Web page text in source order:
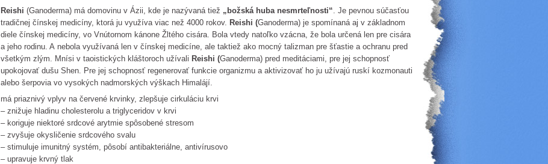
Reishi (Ganoderma) má domovinu v Ázii, kde je nazývaná tiež „božská huba nesmrteľnosti“. Je pevnou súčasťou
tradičnej čínskej medicíny, ktorá ju využíva viac než 4000 rokov. Reishi (Ganoderma) je spomínaná aj v základnom
diele čínskej medicíny, vo Vnútornom kánone Žltého cisára. Bola vtedy natoľko vzácna, že bola určená len pre cisára
a jeho rodinu. A nebola využívaná len v čínskej medicíne, ale taktiež ako mocný talizman pre šťastie a ochranu pred
všetkým zlým. Mnísi v taoistických kláštoroch užívali Reishi (Ganoderma) pred meditáciami, pre jej schopnosť
upokojovať dušu Shen. Pre jej schopnosť regenerovať funkcie organizmu a aktivizovať ho ju užívajú ruskí kozmonauti
alebo šerpovia vo vysokých nadmorských výškach Himalájí.
má priaznivý vplyv na červené krvinky, zlepšuje cirkuláciu krvi
– znižuje hladinu cholesterolu a triglyceridov v krvi
– koriguje niektoré srdcové arytmie spôsobené stresom
– zvyšuje okysličenie srdcového svalu
– stimuluje imunitný systém, pôsobí antibakteriálne, antivírusovo
– upravuje krvný tlak